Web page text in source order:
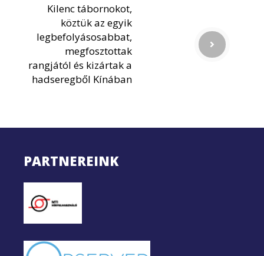
Kilenc tábornokot,
köztük az egyik
legbefolyásosabbat,
megfosztottak
rangjától és kizártak a
hadseregből Kínában
PARTNEREINK